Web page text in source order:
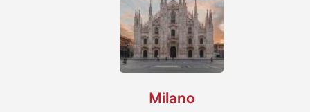
Milano